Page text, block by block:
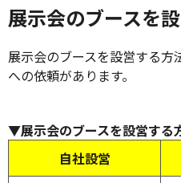
展示会のブースを
展示会のブースを設営する
への依頼があります。
▼展示会のブースを設営する
自社設営